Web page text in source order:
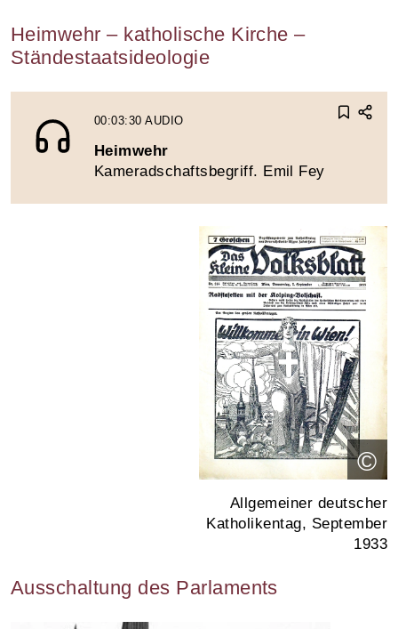
Heimwehr – katholische Kirche –
Ständestaatsideologie
00:03:30AUDIO
Heimwehr
Kameradschaftsbegriff. Emil Fey
©
Allgemeiner deutscher
Katholikentag, September
1933
Ausschaltung des Parlaments